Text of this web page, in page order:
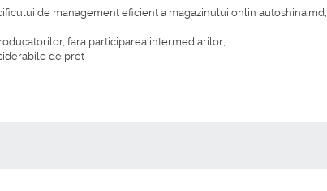
de management eficient a magazinului onlin autoshina.md;
fara participarea intermediarilor;
de pret